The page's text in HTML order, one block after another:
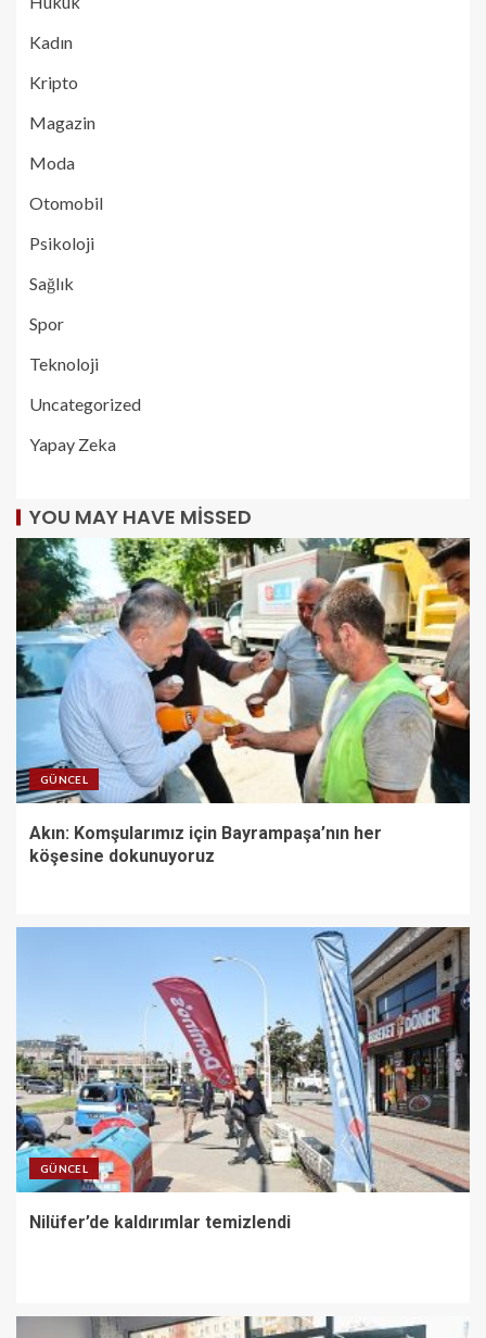
Kadın
Kripto
Magazin
Moda
Otomobil
Psikoloji
Sağlık
Spor
Teknoloji
Uncategorized
Yapay Zeka
YOU MAY HAVE MISSED
GÜNCEL
Akın: Komşularımız için Bayrampaşa’nın her
köşesine dokunuyoruz
GÜNCEL
Nilüfer’de kaldırımlar temizlendi